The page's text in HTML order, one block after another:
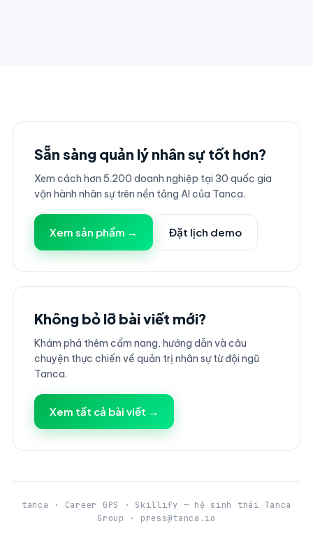
Sẵn sàng quản lý nhân sự tốt hơn?
Xem cách hơn 5.200 doanh nghiệp tại 30 quốc gia
vận hành nhân sự trên nền tảng AI của Tanca.
Xem sản phẩm → Đặt lịch demo
Không bỏ lỡ bài viết mới?
Khám phá thêm cẩm nang, hướng dẫn và câu
chuyện thực chiến về quản trị nhân sự từ đội ngũ
Tanca.
Xem tất cả bài viết →
tanca · Career GPS · Skillify — hệ sinh thái Tanca
Group · press@tanca.io